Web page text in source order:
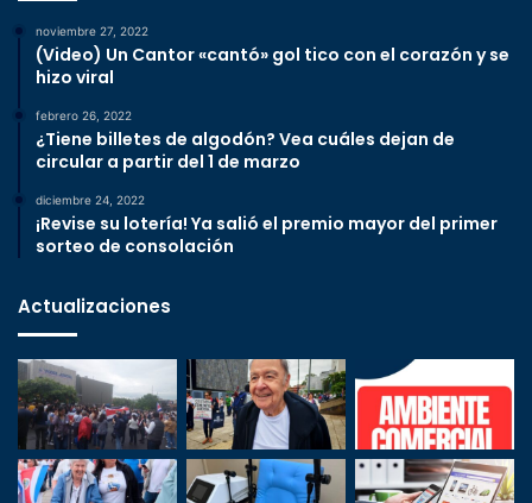
noviembre 27, 2022
(Video) Un Cantor «cantó» gol tico con el corazón y se
hizo viral
febrero 26, 2022
¿Tiene billetes de algodón? Vea cuáles dejan de
circular a partir del 1 de marzo
diciembre 24, 2022
¡Revise su lotería! Ya salió el premio mayor del primer
sorteo de consolación
Actualizaciones